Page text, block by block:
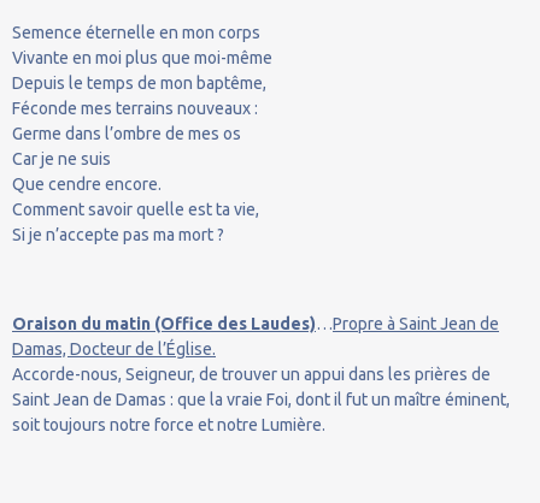
Semence éternelle en mon corps
Vivante en moi plus que moi-même
Depuis le temps de mon baptême,
Féconde mes terrains nouveaux :
Germe dans l’ombre de mes os
Car je ne suis
Que cendre encore.
Comment savoir quelle est ta vie,
Si je n’accepte pas ma mort ?
Oraison du matin (Office des Laudes)…Propre à Saint Jean de
Damas, Docteur de l’Église.
Accorde-nous, Seigneur, de trouver un appui dans les prières de
Saint Jean de Damas : que la vraie Foi, dont il fut un maître éminent,
soit toujours notre force et notre Lumière.